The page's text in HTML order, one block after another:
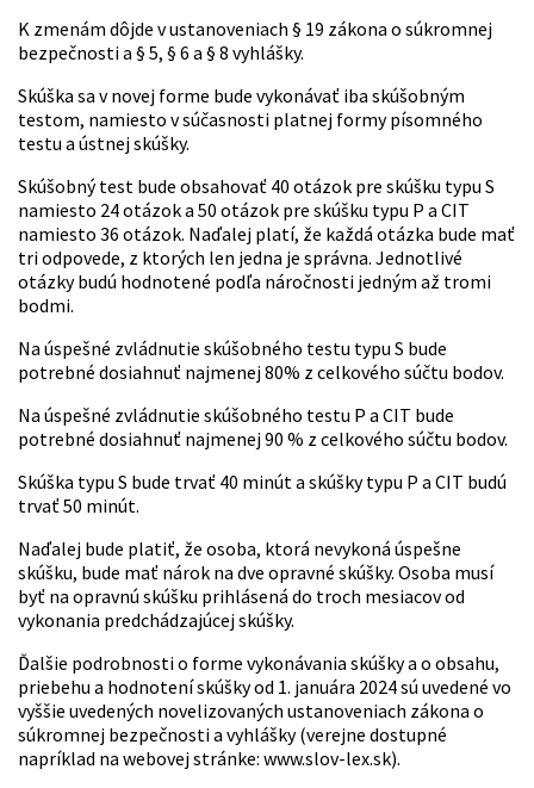
K zmenám dôjde v ustanoveniach § 19 zákona o súkromnej
bezpečnosti a § 5, § 6 a § 8 vyhlášky.
Skúška sa v novej forme bude vykonávať iba skúšobným
testom, namiesto v súčasnosti platnej formy písomného
testu a ústnej skúšky.
Skúšobný test bude obsahovať 40 otázok pre skúšku typu S
namiesto 24 otázok a 50 otázok pre skúšku typu P a CIT
namiesto 36 otázok. Naďalej platí, že každá otázka bude mať
tri odpovede, z ktorých len jedna je správna. Jednotlivé
otázky budú hodnotené podľa náročnosti jedným až tromi
bodmi.
Na úspešné zvládnutie skúšobného testu typu S bude
potrebné dosiahnuť najmenej 80% z celkového súčtu bodov.
Na úspešné zvládnutie skúšobného testu P a CIT bude
potrebné dosiahnuť najmenej 90 % z celkového súčtu bodov.
Skúška typu S bude trvať 40 minút a skúšky typu P a CIT budú
trvať 50 minút.
Naďalej bude platiť, že osoba, ktorá nevykoná úspešne
skúšku, bude mať nárok na dve opravné skúšky. Osoba musí
byť na opravnú skúšku prihlásená do troch mesiacov od
vykonania predchádzajúcej skúšky.
Ďalšie podrobnosti o forme vykonávania skúšky a o obsahu,
priebehu a hodnotení skúšky od 1. januára 2024 sú uvedené vo
vyššie uvedených novelizovaných ustanoveniach zákona o
súkromnej bezpečnosti a vyhlášky (verejne dostupné
napríklad na webovej stránke: www.slov-lex.sk).